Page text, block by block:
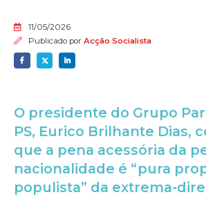
11/05/2026
Publicado por Acção Socialista
O presidente do Grupo
PS, Eurico Brilhante Dias,
que a pena acessória da
nacionalidade é “pura
populista” da extrema-